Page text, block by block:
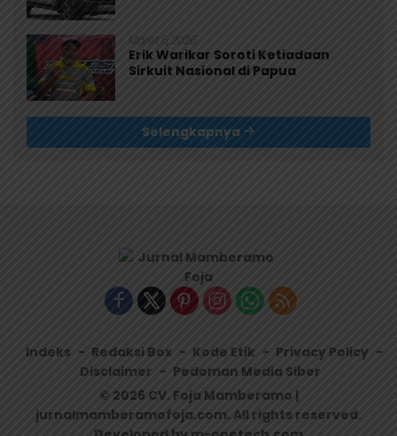
Maret 5, 2026
Erik Warikar Soroti Ketiadaan
Sirkuit Nasional di Papua
Selengkapnya
Indeks Redaksi Box Kode Etik
Privacy Policy
Disclaimer
Pedoman Media Siber
© 2026 CV. Foja Mamberamo |
jurnalmamberamofoja.com. All rights reserved.